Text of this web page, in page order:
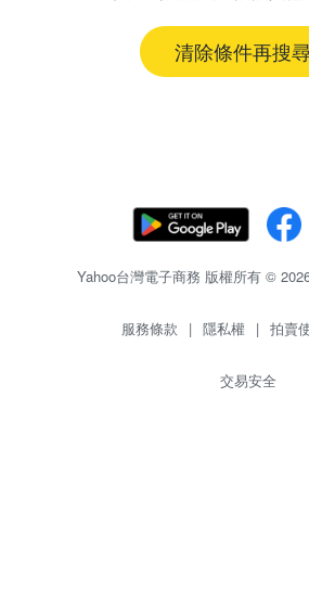
清除條件再搜
Yahoo台灣電子商務 版權所有 ©
服務條款 | 隱私權 | 拍賣
交易安全